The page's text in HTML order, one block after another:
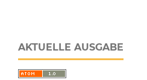
AKTUELLE AUSGABE